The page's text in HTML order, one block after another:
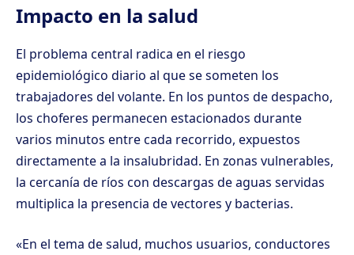
Impacto en la salud
El problema central radica en el riesgo
epidemiológico diario al que se someten los
trabajadores del volante. En los puntos de despacho,
los choferes permanecen estacionados durante
varios minutos entre cada recorrido, expuestos
directamente a la insalubridad. En zonas vulnerables,
la cercanía de ríos con descargas de aguas servidas
multiplica la presencia de vectores y bacterias.
«En el tema de salud, muchos usuarios, conductores